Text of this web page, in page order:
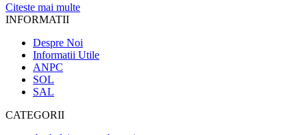
Citeste mai multe
INFORMATII
Despre Noi
Informatii Utile
ANPC
SOL
SAL
CATEGORII